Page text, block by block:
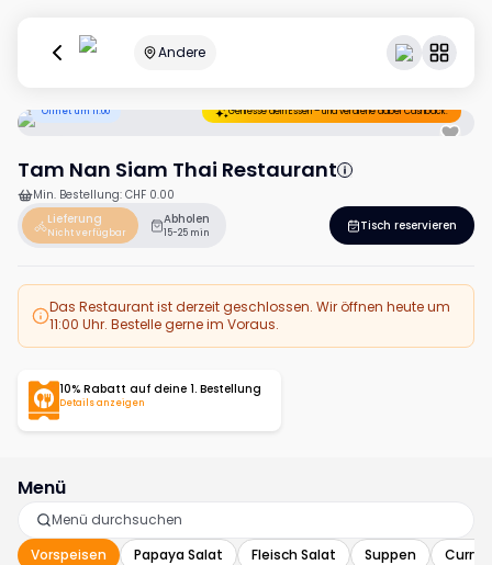
Andere
Öffnet um 11:00 Geniesse dein Essen – und verdiene dabei Cashback.
Tam Nan Siam Thai Restaurant
Min. Bestellung: CHF 0.00
Lieferung
Nicht verfügbar
Abholen
15-25 min Tisch reservieren
Das Restaurant ist derzeit geschlossen. Wir öffnen heute um
11:00 Uhr. Bestelle gerne im Voraus.
10% Rabatt auf deine 1. Bestellung
Details anzeigen
Menü
Vorspeisen Papaya Salat Fleisch Salat Suppen Curry